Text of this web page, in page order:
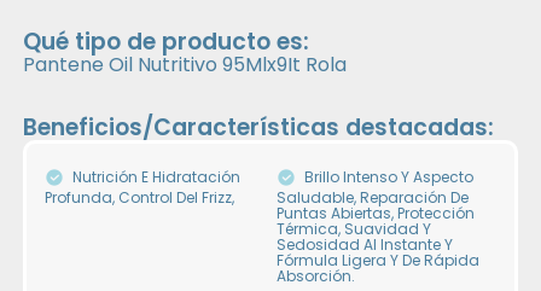
Qué tipo de producto es:
Pantene Oil Nutritivo 95Mlx9It Rola
Beneficios/Características destacadas:
Nutrición E Hidratación
Profunda, Control Del Frizz,
Brillo Intenso Y Aspecto
Saludable, Reparación De
Puntas Abiertas, Protección
Térmica, Suavidad Y
Sedosidad Al Instante Y
Fórmula Ligera Y De Rápida
Absorción.